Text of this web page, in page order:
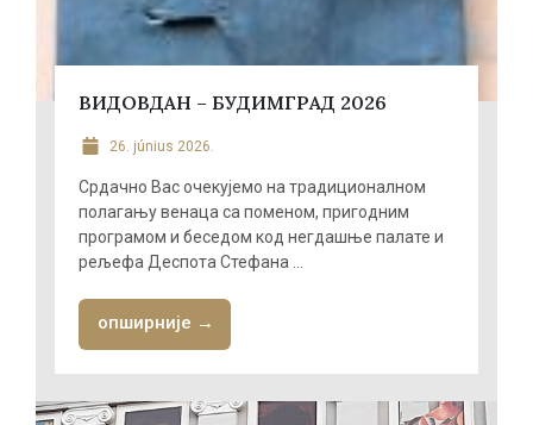
ВИДОВДАН – БУДИМГРАД 2026
26. június 2026.
Срдачно Вас очекујемо на традиционалном
полагању венаца са поменом, пригодним
програмом и беседом код негдашње палате и
рељефа Деспота Стефана ...
опширније →